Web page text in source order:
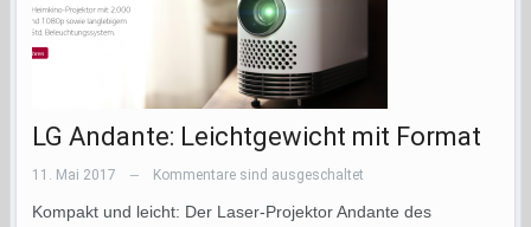
LG Andante: Leichtgewicht mit Format
11. Mai 2017 — Kommentare sind ausgeschaltet
Kompakt und leicht: Der Laser-Projektor Andante des